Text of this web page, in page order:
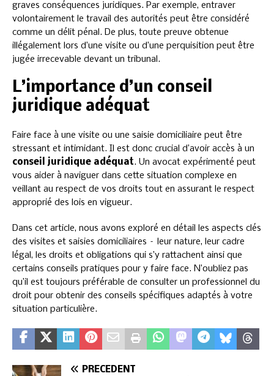
graves conséquences juridiques. Par exemple, entraver
volontairement le travail des autorités peut être considéré
comme un délit pénal. De plus, toute preuve obtenue
illégalement lors d’une visite ou d’une perquisition peut être
jugée irrecevable devant un tribunal.
L’importance d’un conseil
juridique adéquat
Faire face à une visite ou une saisie domiciliaire peut être
stressant et intimidant. Il est donc crucial d’avoir accès à un
conseil juridique adéquat. Un avocat expérimenté peut
vous aider à naviguer dans cette situation complexe en
veillant au respect de vos droits tout en assurant le respect
approprié des lois en vigueur.
Dans cet article, nous avons exploré en détail les aspects clés
des visites et saisies domiciliaires – leur nature, leur cadre
légal, les droits et obligations qui s’y rattachent ainsi que
certains conseils pratiques pour y faire face. N’oubliez pas
qu’il est toujours préférable de consulter un professionnel du
droit pour obtenir des conseils spécifiques adaptés à votre
situation particulière.
PRÉCÉDENT